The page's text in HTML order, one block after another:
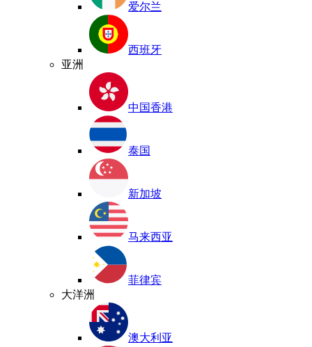
爱尔兰
西班牙
亚洲
中国香港
泰国
新加坡
马来西亚
菲律宾
大洋洲
澳大利亚